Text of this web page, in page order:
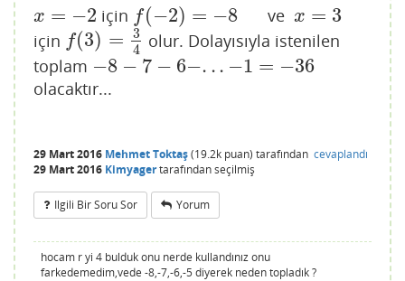
x = −2
x= −2 için f(−2) = −8
f(− 2)=−8 ve x = 3
x= 3
için f(3) =
3
4
f(3)=3 4
olur. Dolayısıyla istenilen
toplam −8 − 7 − 6−. .. −1 = −36
−8− 7− 6− ...−1=−36
olacaktır...
29 Mart 2016 Mehmet Toktaş(19.2k puan) tarafından cevaplandı
29 Mart 2016 Kimyagertarafındanseçilmiş
Ilgili Bir Soru Sor Yorum
hocam r yi 4 bulduk onu nerde kullandınız onu
farkedemedim,vede -8,-7,-6,-5 diyerek neden topladık ?